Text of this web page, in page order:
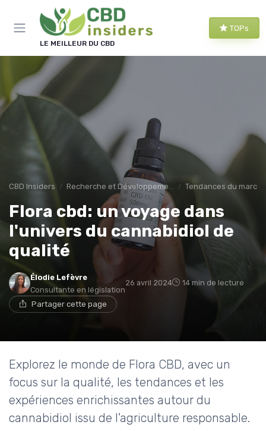
LE MEILLEUR DU CBD
TOPs
CBD Insiders Recherche et Développement en CBD Tendances du marché
Flora cbd: un voyage dans
l'univers du cannabidiol de
qualité
Élodie Lefèvre
Consultante en législation
26 avril 2024 14 min de lecture
Partager cette page
Explorez le monde de Flora CBD, avec un
focus sur la qualité, les tendances et les
expériences enrichissantes autour du
cannabidiol issu de l'agriculture responsable.
Panneau de gestion des cookies